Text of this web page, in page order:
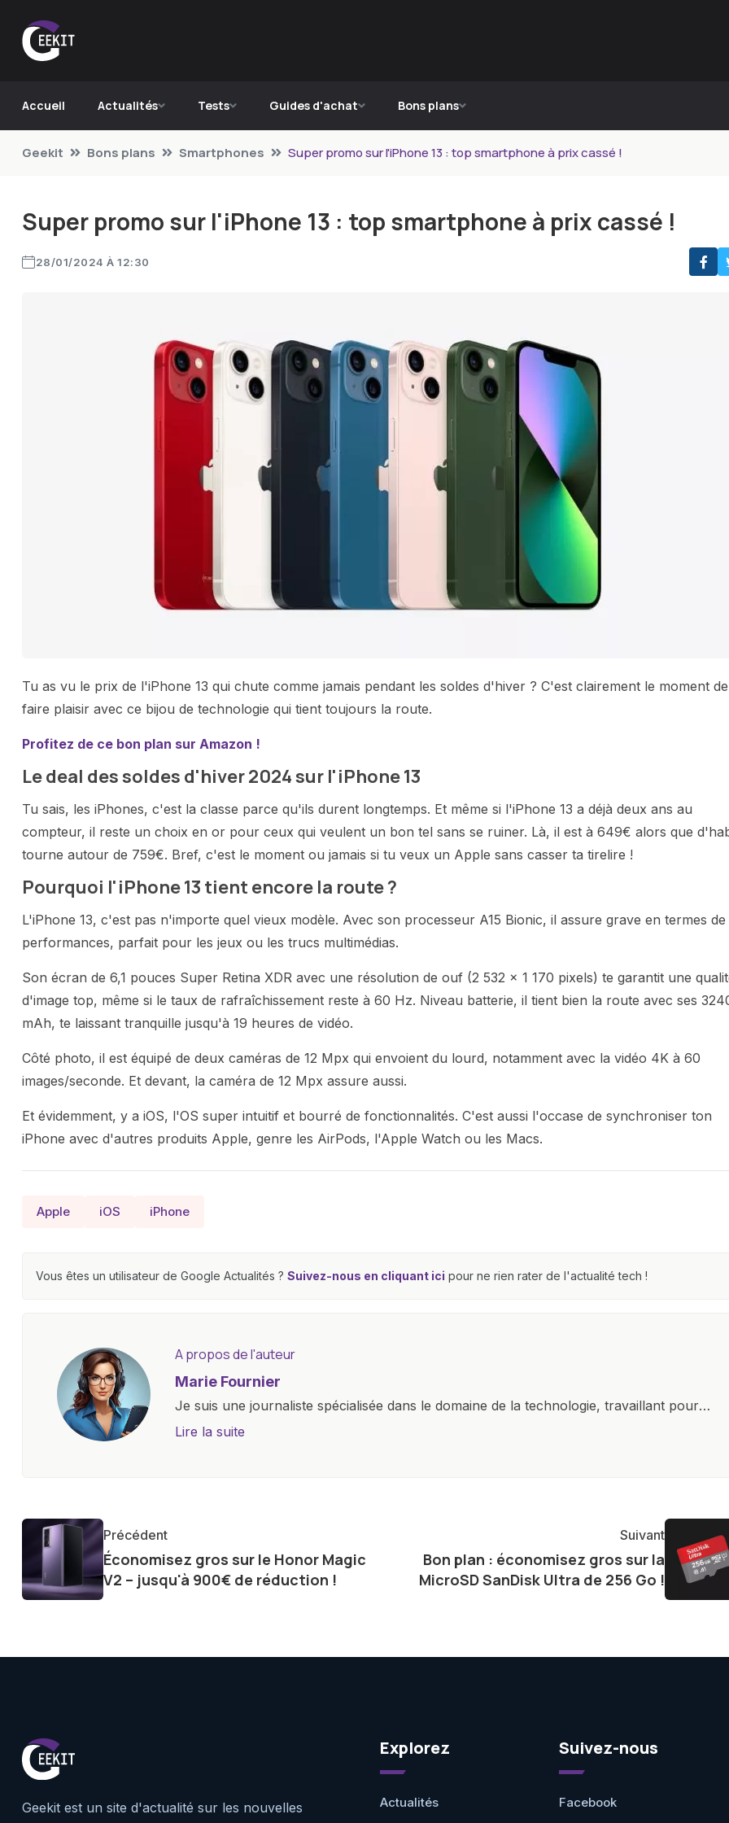
Accueil Actualités Tests Guides d'achat Bons plans
Geekit Bons plans Smartphones Super promo sur l'iPhone 13 : top smartphone à prix cassé !
Super promo sur l'iPhone 13 : top smartphone à prix cassé !
28/01/2024 À 12:30
Tu as vu le prix de l'iPhone 13 qui chute comme jamais pendant les soldes d'hiver ? C'est clairement le moment
faire plaisir avec ce bijou de technologie qui tient toujours la route.
Profitez de ce bon plan sur Amazon !
Le deal des soldes d'hiver 2024 sur l'iPhone 13
Tu sais, les iPhones, c'est la classe parce qu'ils durent longtemps. Et même si l'iPhone 13 a déjà deux ans au
compteur, il reste un choix en or pour ceux qui veulent un bon tel sans se ruiner. Là, il est à 649€ alors que
tourne autour de 759€. Bref, c'est le moment ou jamais si tu veux un Apple sans casser ta tirelire !
Pourquoi l'iPhone 13 tient encore la route ?
L'iPhone 13, c'est pas n'importe quel vieux modèle. Avec son processeur A15 Bionic, il assure grave en termes de
performances, parfait pour les jeux ou les trucs multimédias.
Son écran de 6,1 pouces Super Retina XDR avec une résolution de ouf (2 532 x 1 170 pixels) te garantit une
d'image top, même si le taux de rafraîchissement reste à 60 Hz. Niveau batterie, il tient bien la route avec ses
mAh, te laissant tranquille jusqu'à 19 heures de vidéo.
Côté photo, il est équipé de deux caméras de 12 Mpx qui envoient du lourd, notamment avec la vidéo 4K à 60
images/seconde. Et devant, la caméra de 12 Mpx assure aussi.
Et évidemment, y a iOS, l'OS super intuitif et bourré de fonctionnalités. C'est aussi l'occase de synchroniser ton
iPhone avec d'autres produits Apple, genre les AirPods, l'Apple Watch ou les Macs.
Apple iOS iPhone
Vous êtes un utilisateur de Google Actualités ? Suivez-nous en cliquant ici pour ne rien rater de l'actualité tech !
A propos de l'auteur
Marie Fournier
Je suis une journaliste spécialisée dans le domaine de la technologie, travaillant pour
un site d'actualité de premier plan. Mon expertise couvre une large gamme de gadgets
Lire la suite
Précédent
Économisez gros sur le Honor Magic
V2 – jusqu'à 900€ de réduction !
Suivant
Bon plan : économisez gros sur la
MicroSD SanDisk Ultra de 256 Go !
Geekit est un site d'actualité sur les nouvelles
Explorez
Actualités
Suivez-nous
Facebook